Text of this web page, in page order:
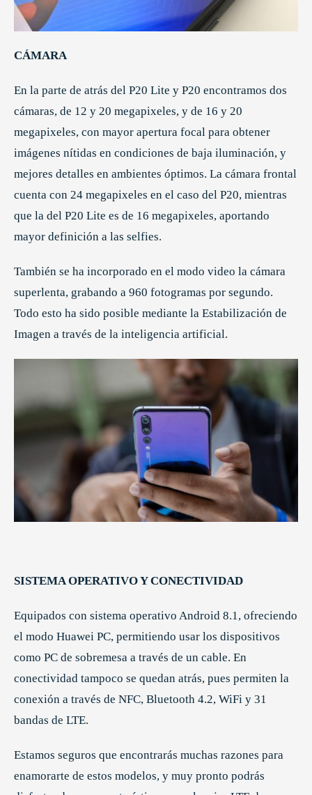
CÁMARA
En la parte de atrás del P20 Lite y P20 encontramos dos
cámaras, de 12 y 20 megapixeles, y de 16 y 20
megapixeles, con mayor apertura focal para obtener
imágenes nítidas en condiciones de baja iluminación, y
mejores detalles en ambientes óptimos. La cámara frontal
cuenta con 24 megapixeles en el caso del P20, mientras
que la del P20 Lite es de 16 megapixeles, aportando
mayor definición a las selfies.
También se ha incorporado en el modo video la cámara
superlenta, grabando a 960 fotogramas por segundo.
Todo esto ha sido posible mediante la Estabilización de
Imagen a través de la inteligencia artificial.
SISTEMA OPERATIVO Y CONECTIVIDAD
Equipados con sistema operativo Android 8.1, ofreciendo
el modo Huawei PC, permitiendo usar los dispositivos
como PC de sobremesa a través de un cable. En
conectividad tampoco se quedan atrás, pues permiten la
conexión a través de NFC, Bluetooth 4.2, WiFi y 31
bandas de LTE.
Estamos seguros que encontrarás muchas razones para
enamorarte de estos modelos, y muy pronto podrás